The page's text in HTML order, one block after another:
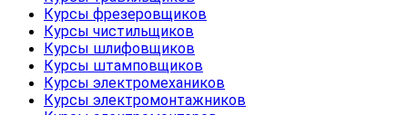
Курсы фрезеровщиков
Курсы чистильщиков
Курсы шлифовщиков
Курсы штамповщиков
Курсы электромехаников
Курсы электромонтажников